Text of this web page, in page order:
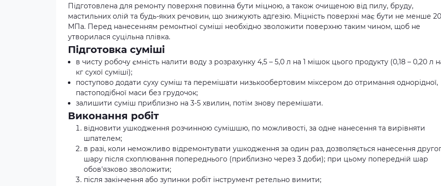
Підготовлена для ремонту поверхня повинна бути міцною, а також очищеною від пилу, бруду,
мастильних олій та будь-яких речовин, що знижують адгезію. Міцність поверхні має бути не менше 20
МПа. Перед нанесенням ремонтної суміші необхідно зволожити поверхню таким чином, щоб не
утворилася суцільна плівка.
Підготовка суміші
в чисту робочу ємність налити воду з розрахунку 4,5 – 5,0 л на 1 мішок цього продукту (0,18 – 0,20 л
кг сухої суміші);
поступово додати суху суміш та перемішати низькообертовим міксером до отримання однорідної,
пастоподібної маси без грудочок;
залишити суміш приблизно на 3-5 хвилин, потім знову перемішати.
Виконання робіт
відновити ушкодження розчинною сумішшю, по можливості, за одне нанесення та вирівняти
шпателем;
в разі, коли неможливо відремонтувати ушкодження за один раз, дозволяється нанесення
шару після схоплювання попереднього (приблизно через 3 доби); при цьому попередній шар
обов'язково зволожити;
після закінчення або зупинки робіт інструмент ретельно вимити;